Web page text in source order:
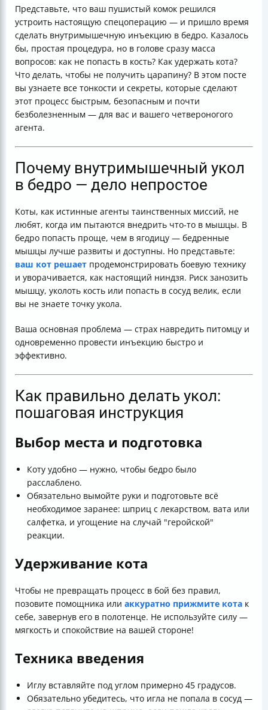
Представьте, что ваш пушистый комок решился
устроить настоящую спецоперацию — и пришло время
сделать внутримышечную инъекцию в бедро. Казалось
бы, простая процедура, но в голове сразу масса
вопросов: как не попасть в кость? Как удержать кота?
Что делать, чтобы не получить царапину? В этом посте
вы узнаете все тонкости и секреты, которые сделают
этот процесс быстрым, безопасным и почти
безболезненным — для вас и вашего четвероногого
агента.
Почему внутримышечный укол
в бедро — дело непростое
Коты, как истинные агенты таинственных миссий, не
любят, когда им пытаются внедрить что-то в мышцы. В
бедро попасть проще, чем в ягодицу — бедренные
мышцы лучше развиты и доступны. Но представьте:
ваш кот решает продемонстрировать боевую технику
и уворачивается, как настоящий ниндзя. Риск занозить
мышцу, уколоть кость или попасть в сосуд велик, если
вы не знаете точку укола.
Ваша основная проблема — страх навредить питомцу и
одновременно провести инъекцию быстро и
эффективно.
Как правильно делать укол:
пошаговая инструкция
Выбор места и подготовка
Коту удобно — нужно, чтобы бедро было
расслаблено.
Обязательно вымойте руки и подготовьте всё
необходимое заранее: шприц с лекарством, вата или
салфетка, и угощение на случай "геройской"
реакции.
Удерживание кота
Чтобы не превращать процесс в бой без правил,
позовите помощника или аккуратно прижмите кота к
себе, завернув его в полотенце. Не используйте силу —
мягкость и спокойствие на вашей стороне!
Техника введения
Иглу вставляйте под углом примерно 45 градусов.
Обязательно убедитесь, что игла не попала в сосуд —